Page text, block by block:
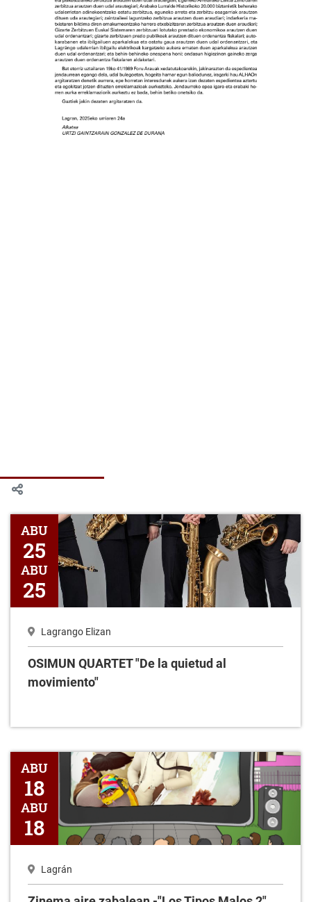
OSIMUN QUARTET "De la quietud al movimiento"
ABU
25
ABU
25
Lagrango Elizan
OSIMUN QUARTET "De la quietud al
movimiento"
Zinema aire zabalean -"Los Tipos Malos 2"
ABU
18
ABU
18
Lagrán